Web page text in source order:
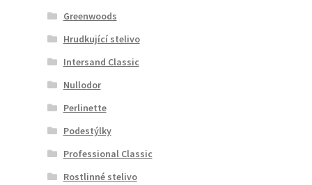
Greenwoods
Hrudkující stelivo
Intersand Classic
Nullodor
Perlinette
Podestýlky
Professional Classic
Rostlinné stelivo